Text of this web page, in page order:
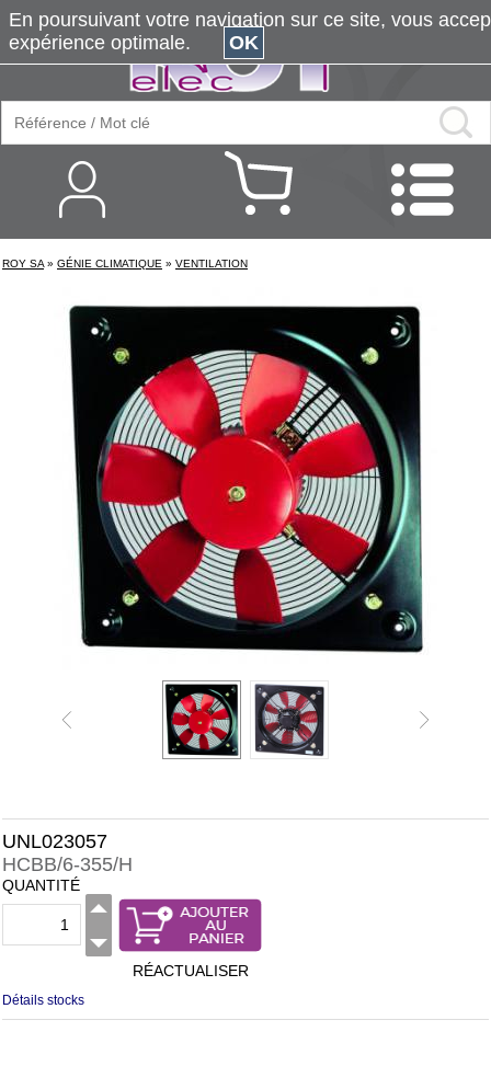
ROY SA » GÉNIE CLIMATIQUE » VENTILATION
UNL023057
HCBB/6-355/H
QUANTITÉ
RÉACTUALISER
Détails stocks
En poursuivant votre navigation sur ce site, vous
expérience optimale.
OK